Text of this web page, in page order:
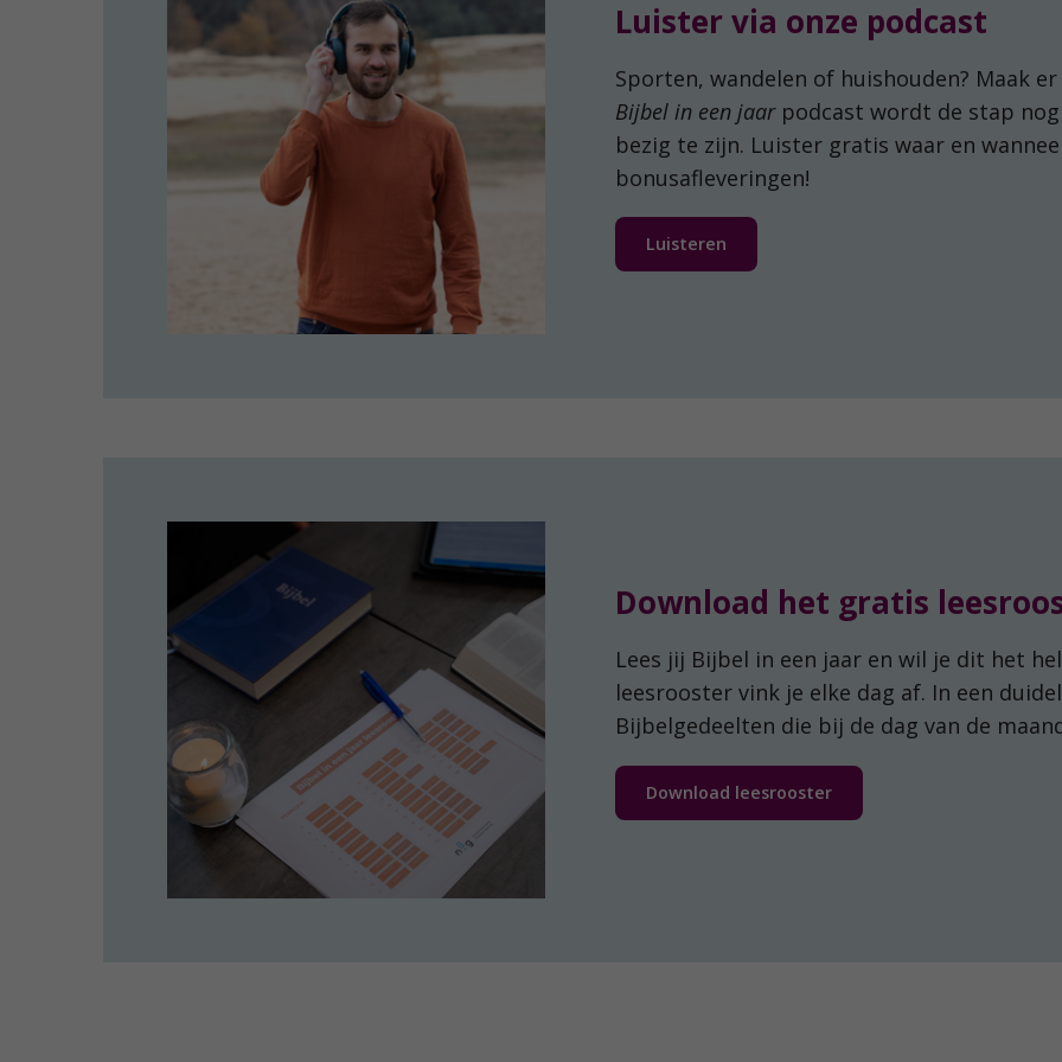
Luister via onze podcast
Sporten, wandelen of huishouden? Maak
Bijbel in een jaarpodcast wordt de stap
bezig te zijn. Luister gratis waar en
bonusafleveringen!
Luisteren
Download het gratis
Lees jij Bijbel in een jaar en wil je dit het
leesrooster vink je elke dag af. In een
Bijbelgedeelten die bij de dag van de
Download leesrooster